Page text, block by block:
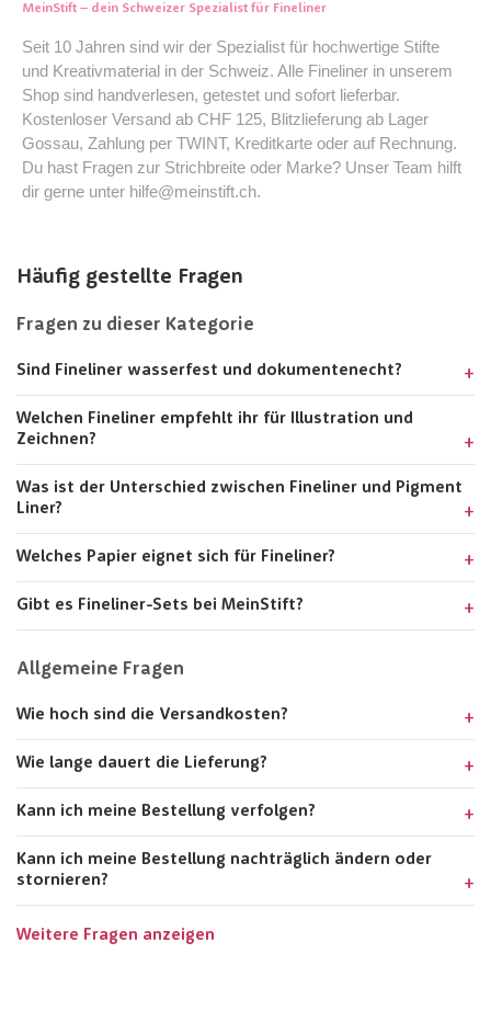
MeinStift – dein Schweizer Spezialist für Fineliner
Seit 10 Jahren sind wir der Spezialist für hochwertige Stifte
und Kreativmaterial in der Schweiz. Alle Fineliner in unserem
Shop sind handverlesen, getestet und sofort lieferbar.
Kostenloser Versand ab CHF 125, Blitzlieferung ab Lager
Gossau, Zahlung per TWINT, Kreditkarte oder auf Rechnung.
Du hast Fragen zur Strichbreite oder Marke? Unser Team hilft
dir gerne unter hilfe@meinstift.ch.
Häufig gestellte Fragen
Fragen zu dieser Kategorie
Sind Fineliner wasserfest und dokumentenecht?
Welchen Fineliner empfehlt ihr für Illustration und
Zeichnen?
Was ist der Unterschied zwischen Fineliner und Pigment
Liner?
Welches Papier eignet sich für Fineliner?
Gibt es Fineliner-Sets bei MeinStift?
Allgemeine Fragen
Wie hoch sind die Versandkosten?
Wie lange dauert die Lieferung?
Kann ich meine Bestellung verfolgen?
Kann ich meine Bestellung nachträglich ändern oder
stornieren?
Weitere Fragen anzeigen